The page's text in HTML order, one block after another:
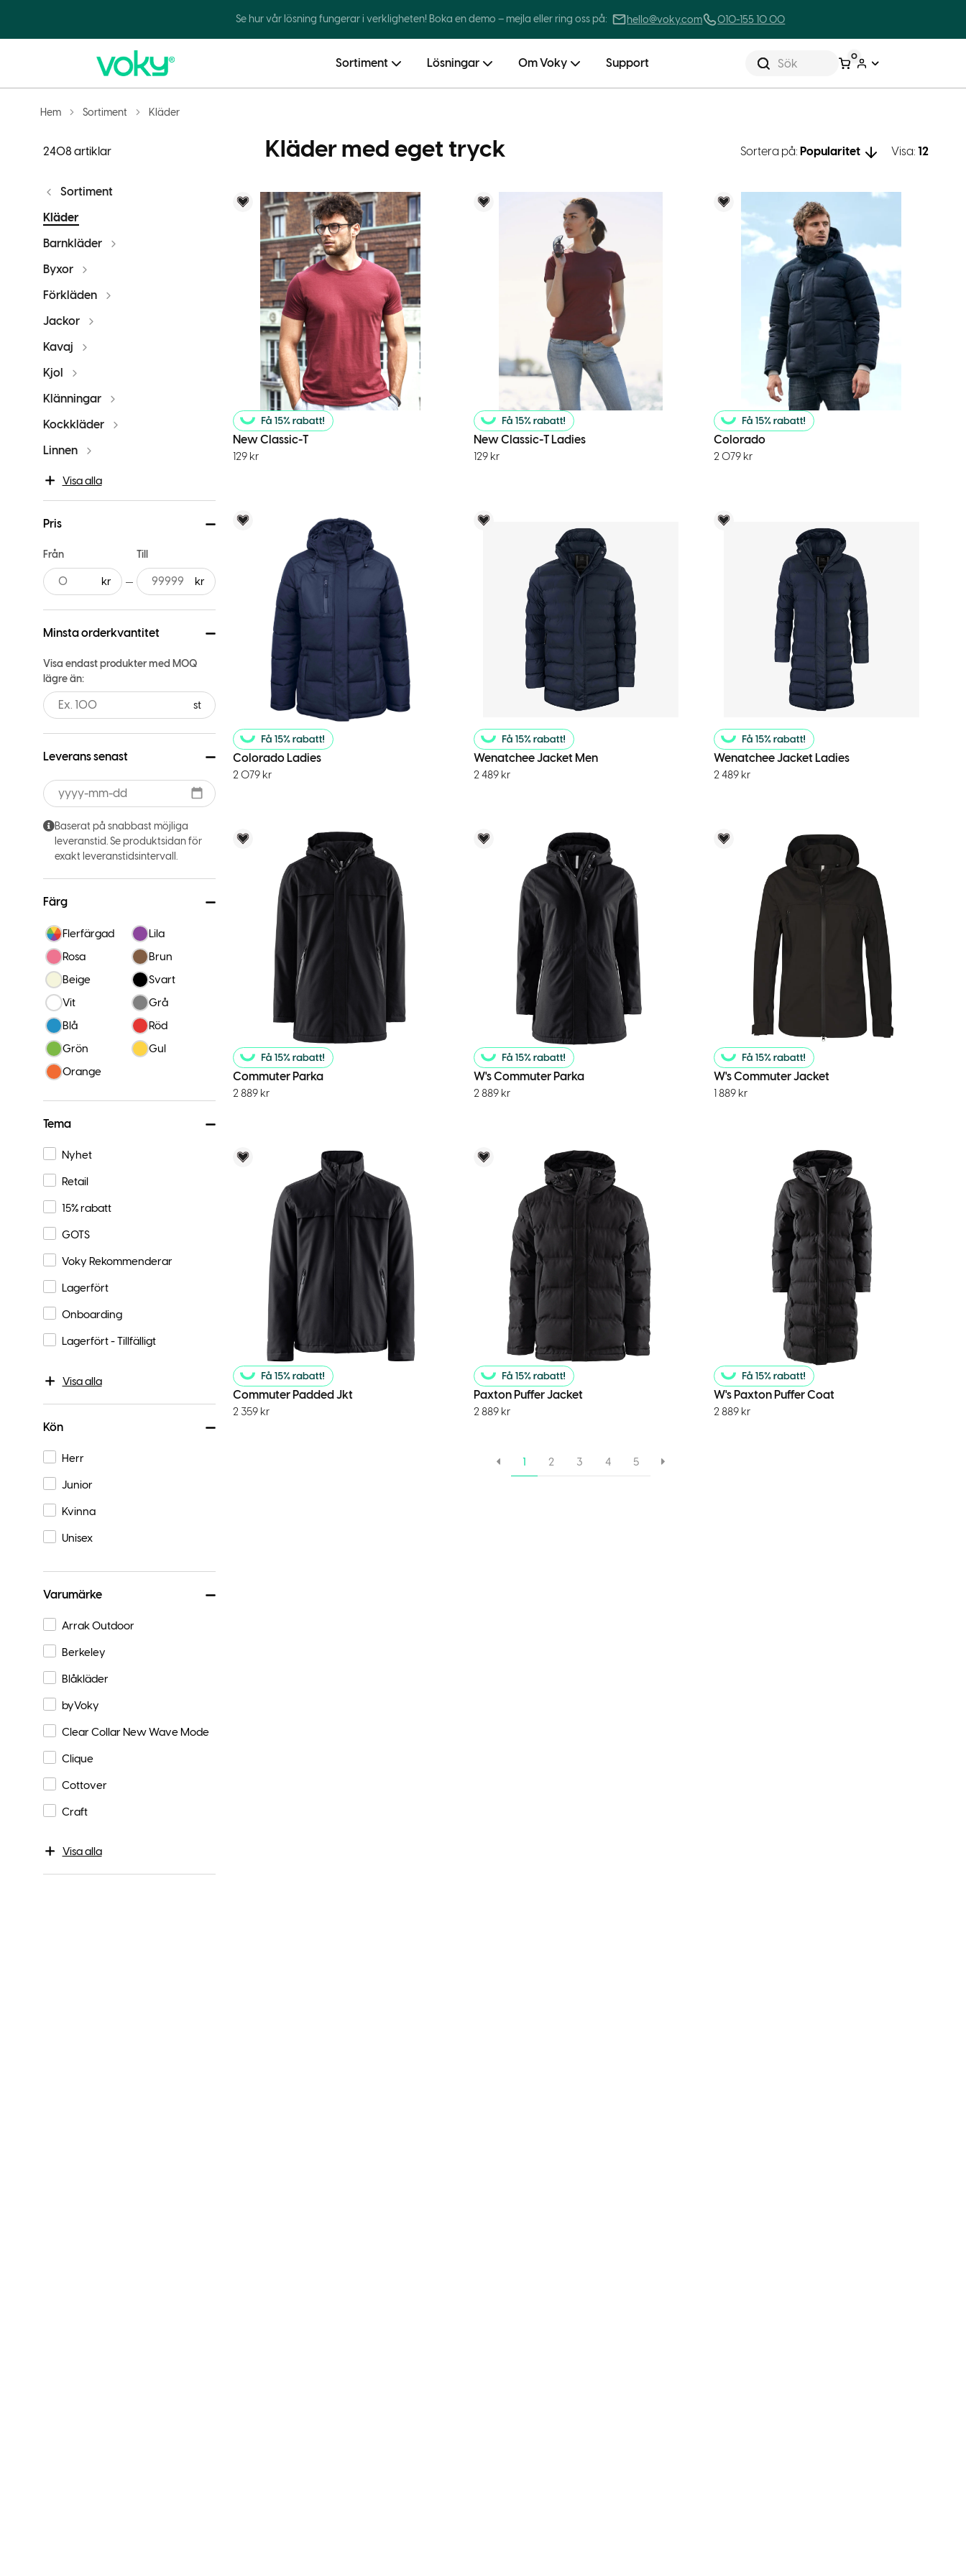
Se hur vår lösning fungerar i verkligheten! Boka en demo – mejla eller ring oss på: hello@voky.com 010-155 10 00
Sök 0
Sortiment Lösningar Om Voky Support
Hem Sortiment Kläder
2408 artiklar Kläder med eget tryck Sortera på: Popularitet Visa: 12
Sortiment
Kläder
Barnkläder
Byxor
Förkläden
Jackor
Kavaj
Kjol
Klänningar
Kockkläder
Linnen
Visa alla
Pris
Från Till
Minsta orderkvantitet
Visa endast produkter med MOQ
lägre än:
st
Leverans senast
Baserat på snabbast möjliga
leveranstid. Se produktsidan för
exakt leveranstidsintervall.
Färg
Flerfärgad
Lila
Rosa
Brun
Beige
Svart
Vit
Grå
Blå
Röd
Grön
Gul
Orange
Tema
Nyhet
Retail
15% rabatt
GOTS
Voky Rekommenderar
Lagerfört
Onboarding
Lagerfört - Tillfälligt
Visa alla
Kön
Herr
Junior
Kvinna
Unisex
Varumärke
Arrak Outdoor
Berkeley
Blåkläder
byVoky
Clear Collar New Wave Mode
Clique
Cottover
Craft
Visa alla
Voky Rekommenderar
New Classic-T
129 kr
Voky Rekommenderar
New Classic-T Ladies
129 kr
Voky Rekommenderar
Colorado
2 079 kr
Voky Rekommenderar
Colorado Ladies
2 079 kr
Wenatchee Jacket Men
2 489 kr
Wenatchee Jacket Ladies
2 489 kr
Voky Rekommenderar
Commuter Parka
2 889 kr
Voky Rekommenderar
W's Commuter Parka
2 889 kr
Voky Rekommenderar
W's Commuter Jacket
1 889 kr
Voky Rekommenderar
Commuter Padded Jkt
2 359 kr
Voky Rekommenderar
Paxton Puffer Jacket
2 889 kr
W's Paxton Puffer Coat
2 889 kr
1 2 3 4 5